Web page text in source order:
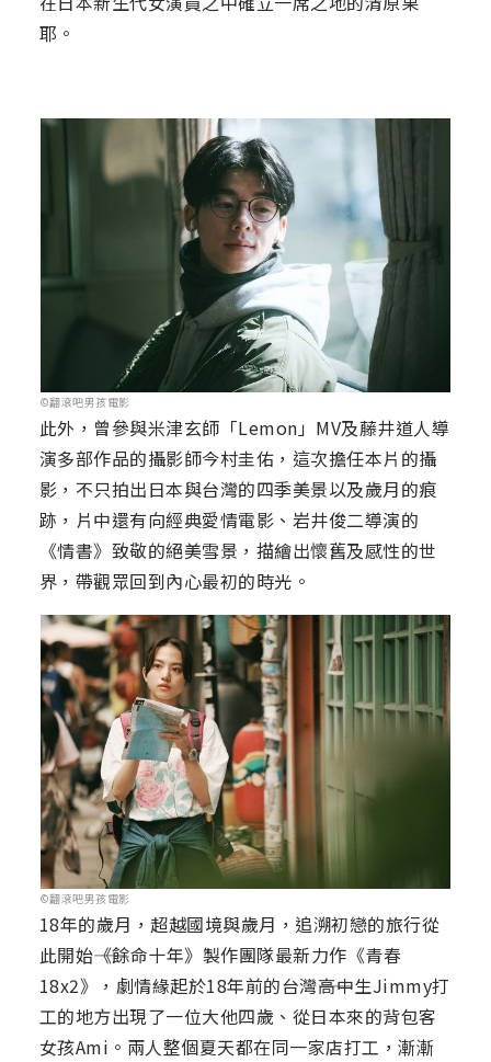
耶。
©翻滾吧男孩電影
此外，曾參與米津玄師「Lemon」MV及藤井道人導
演多部作品的攝影師今村圭佑，這次擔任本片的攝
影，不只拍出日本與台灣的四季美景以及歲月的痕
跡，片中還有向經典愛情電影、岩井俊二導演的
《情書》致敬的絕美雪景，描繪出懷舊及感性的世
界，帶觀眾回到內心最初的時光。
©翻滾吧男孩電影
18年的歲月，超越國境與歲月，追溯初戀的旅行從
此開始――《餘命十年》製作團隊最新力作《青春
18x2》，劇情緣起於18年前的台灣――高中生Jimmy打
工的地方出現了一位大他四歲、從日本來的背包客
女孩Ami。兩人整個夏天都在同一家店打工，漸漸